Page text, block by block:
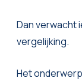
Dan verwacht
vergelijking.
Het